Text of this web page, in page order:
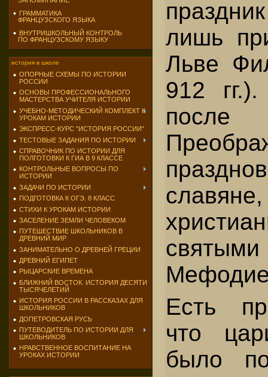
ГРАММАТИКА
ФРАНЦУЗСКОГО ЯЗЫКА
ВНУТРИШКОЛЬНЫЙ КОНТРОЛЬ
ПО ФРАНЦУЗСКОМУ ЯЗЫКУ
история в школе
ОПОРНЫЕ СХЕМЫ ПО ИСТОРИИ
РОССИИ
ОСНОВЫ ПРОФЕССИОНАЛЬНОГО
МАСТЕРСТВА УЧИТЕЛЯ ИСТОРИИ
УЧЕБНО-МЕТОДИЧЕСКИЙ КОМПЛЕКТ К
УРОКАМ ИСТОРИИ
ЭКСПРЕСС-КУРС "ИСТОРИЯ РОССИИ"
ТЕСТОВЫЕ ЗАДАНИЯ ПО ИСТОРИИ
СПРАВОЧНИК ПО ИСТОРИИ ДЛЯ
ПОЛГОТОВКИ К ГИА В 9 КЛАССЕ
КОНТРОЛЬНЫЕ ВОПРОСЫ ПО
ИСТОРИИ
ЗАДАЧИ ПО ИСТОРИИ
ПОДГОТОВКА К ОГЭ. 8 КЛАСС
СТИХИ К УРОКАМ ИСТОРИИ
ЗАСЕЛЕНИЕ ЗЕМЛИ ЧЕЛОВЕКОМ
ПУТЕШЕСТВИЕ ШКОЛЬНИКОВ В
ДРЕВНИЙ МИР
ЗАНИМАТЕЛЬНО О ДРЕВНЕЙ ГРЕЦИИ
ДРЕВНИЙ ЕГИПЕТ
РЫЦАРСКИЕ ВРЕМЕНА
БЛИЖНИЙ ВОСТОК. ИСТОРИЯ ДЕСЯТИ
ТЫСЯЧЕЛЕТИЙ
ИСТОРИЯ РОССИИ В РАССКАЗАХ ДЛЯ
ШКОЛЬНИКОВ
ДОПЕТРОВСКАЯ РУСЬ
ПУТЕВОДИТЕЛЬ ПО ИСТОРИИ ДЛЯ
ШКОЛЬНИКОВ
НРАВСТВЕННОЕ ВОСПИТАНИЕ НА
УРОКАХ ИСТОРИИ
лишь
Льве
912
славяне,
Есть
что
было